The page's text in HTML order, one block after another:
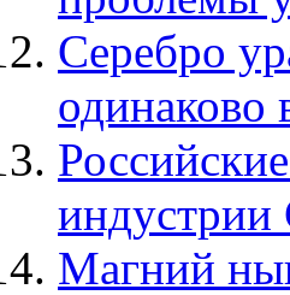
Серебро
одинаково
Магний